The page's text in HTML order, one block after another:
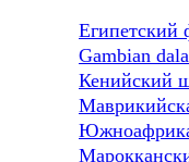
Египетский
Gambian
Кенийский